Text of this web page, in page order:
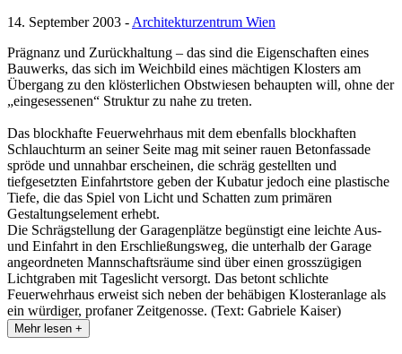
14. September 2003 -Architekturzentrum Wien
Prägnanz und Zurückhaltung – das sind die Eigenschaften eines
Bauwerks, das sich im Weichbild eines mächtigen Klosters am
Übergang zu den klösterlichen Obstwiesen behaupten will, ohne der
„eingesessenen“ Struktur zu nahe zu treten.
Das blockhafte Feuerwehrhaus mit dem ebenfalls blockhaften
Schlauchturm an seiner Seite mag mit seiner rauen Betonfassade
spröde und unnahbar erscheinen, die schräg gestellten und
tiefgesetzten Einfahrtstore geben der Kubatur jedoch eine plastische
Tiefe, die das Spiel von Licht und Schatten zum primären
Gestaltungselement erhebt.
Die Schrägstellung der Garagenplätze begünstigt eine leichte Aus-
und Einfahrt in den Erschließungsweg, die unterhalb der Garage
angeordneten Mannschaftsräume sind über einen grosszügigen
Lichtgraben mit Tageslicht versorgt. Das betont schlichte
Feuerwehrhaus erweist sich neben der behäbigen Klosteranlage als
ein würdiger, profaner Zeitgenosse. (Text: Gabriele Kaiser)
Mehr lesen +